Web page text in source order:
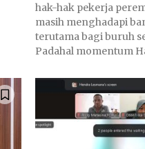
hak-hak pekerja
masih menghadapi
terutama bagi buruh
Padahal momentum